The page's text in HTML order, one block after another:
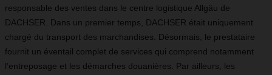
responsable des ventes dans le centre logistique Allgäu de
DACHSER. Dans un premier temps, DACHSER était uniquement
chargé du transport des marchandises. Désormais, le prestataire
fournit un éventail complet de services qui comprend notamment
l’entreposage et les démarches douanières. Par ailleurs, les